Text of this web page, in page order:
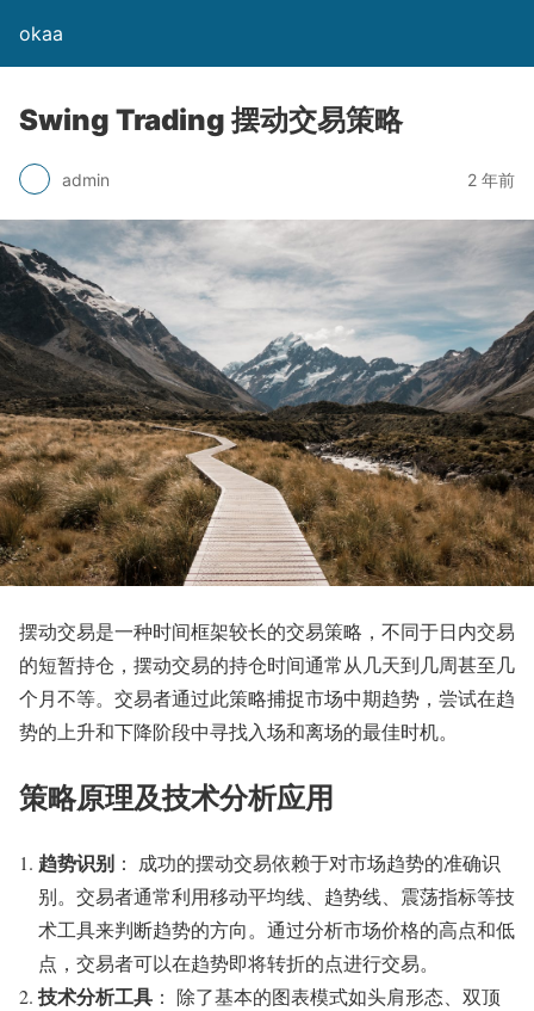
okaa
Swing Trading 摆动交易策略
admin 2 年前
摆动交易是一种时间框架较长的交易策略，不同于日内交易
的短暂持仓，摆动交易的持仓时间通常从几天到几周甚至几
个月不等。交易者通过此策略捕捉市场中期趋势，尝试在趋
势的上升和下降阶段中寻找入场和离场的最佳时机。
策略原理及技术分析应用
趋势识别 ： 成功的摆动交易依赖于对市场趋势的准确识
别。交易者通常利用移动平均线、趋势线、震荡指标等技
术工具来判断趋势的方向。通过分析市场价格的高点和低
点，交易者可以在趋势即将转折的点进行交易。
技术分析工具 ： 除了基本的图表模式如头肩形态、双顶